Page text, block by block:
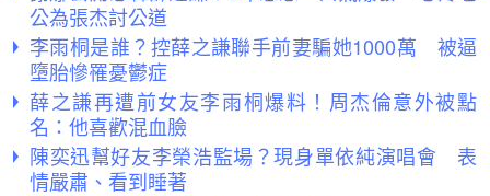
公為張杰討公道
李雨桐是誰？控薛之謙聯手前妻騙她1000萬 被逼
墮胎慘罹憂鬱症
薛之謙再遭前女友李雨桐爆料！周杰倫意外被點
名：他喜歡混血臉
陳奕迅幫好友李榮浩監場？現身單依純演唱會 表
情嚴肅、看到睡著